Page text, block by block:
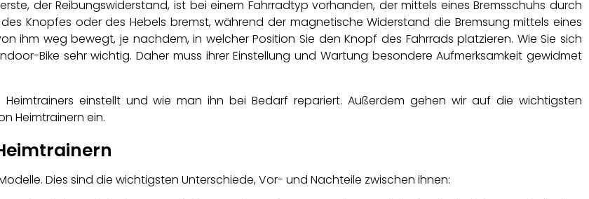
der Reibungswiderstand, ist bei einem Fahrradtyp vorhanden, der mittels eines Bremsschuhs durch
Knopfes oder des Hebels bremst, während der magnetische Widerstand die Bremsung mittels eines
ihm weg bewegt, je nachdem, in welcher Position Sie den Knopf des Fahrrads platzieren. Wie Sie sich
Bike sehr wichtig. Daher muss ihrer Einstellung und Wartung besondere Aufmerksamkeit gewidmet
einstellt und wie man ihn bei Bedarf repariert. Außerdem gehen wir auf die wichtigsten
Heimtrainern ein.
Dies sind die wichtigsten Unterschiede, Vor- und Nachteile zwischen ihnen: